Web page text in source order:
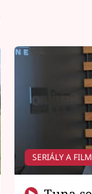
SERIÁLY A